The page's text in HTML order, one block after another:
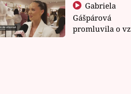
Gabriela
Gášpárová
promluvila o